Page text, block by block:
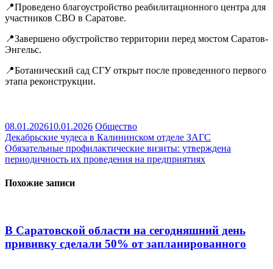
📍Проведено благоустройство реабилитационного центра для
участников СВО в Саратове.
📍Завершено обустройство территории перед мостом Саратов-
Энгельс.
📍Ботанический сад СГУ открыт после проведенного первого
этапа реконструкции.
08.01.202610.01.2026 Общество
Навигация
по
Декабрьские чудеса в Калининском отделе ЗАГС
Обязательные профилактические визиты: утверждена
периодичность их проведения на предприятиях
Похожие записи
В Саратовской области на сегодняшний день
прививку сделали 50% от запланированного